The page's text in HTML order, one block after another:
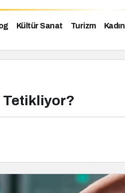
Kültür Sanat Turizm Kadın
Tetikliyor?